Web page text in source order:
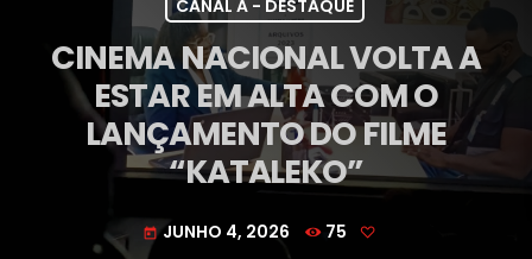
CANAL A - DESTAQUE
CINEMA NACIONAL VOLTA A
ESTAR EM ALTA COM O
LANÇAMENTO DO FILME
“KATALEKO”
today JUNHO 4, 2026 75